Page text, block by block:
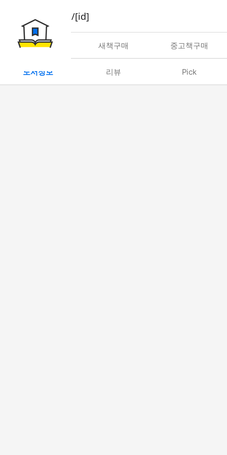
book/rent/[id]
대여 새책구매 중고책구매
도서정보 리뷰 Pick